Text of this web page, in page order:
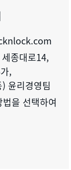
종대로14,
,
윤리경영팀
을 선택하여